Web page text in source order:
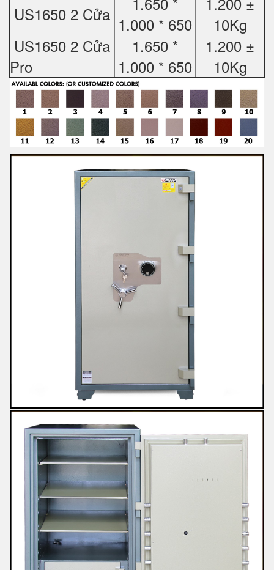
US1650 2 Cửa 1.000 * 650
10Kg
US1650 2 Cửa
Pro
1.650 *
1.000 * 650
1.200 ±
10Kg